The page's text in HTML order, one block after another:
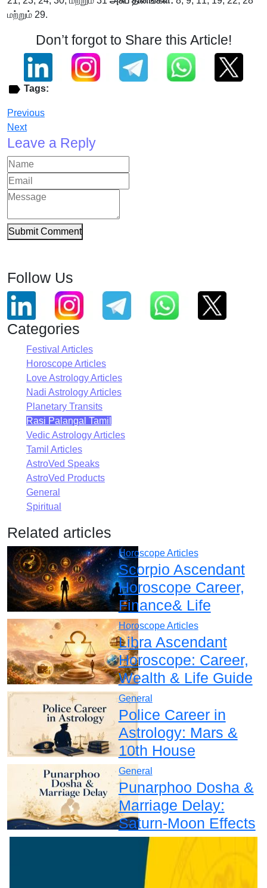
மற்றும் 29.
Don’t forgot to Share this Article!
Tags:
Previous
Next
Leave a Reply
Submit Comment
Follow Us
Categories
Festival Articles
Horoscope Articles
Love Astrology Articles
Nadi Astrology Articles
Planetary Transits
Rasi Palangal Tamil
Vedic Astrology Articles
Tamil Articles
AstroVed Speaks
AstroVed Products
General
Spiritual
Related articles
Horoscope Articles
Scorpio Ascendant
Horoscope Career,
Finance& Life
Horoscope Articles
Libra Ascendant
Horoscope: Career,
Wealth & Life Guide
General
Police Career in
Astrology: Mars &
10th House
General
Punarphoo Dosha &
Marriage Delay:
Saturn-Moon Effects